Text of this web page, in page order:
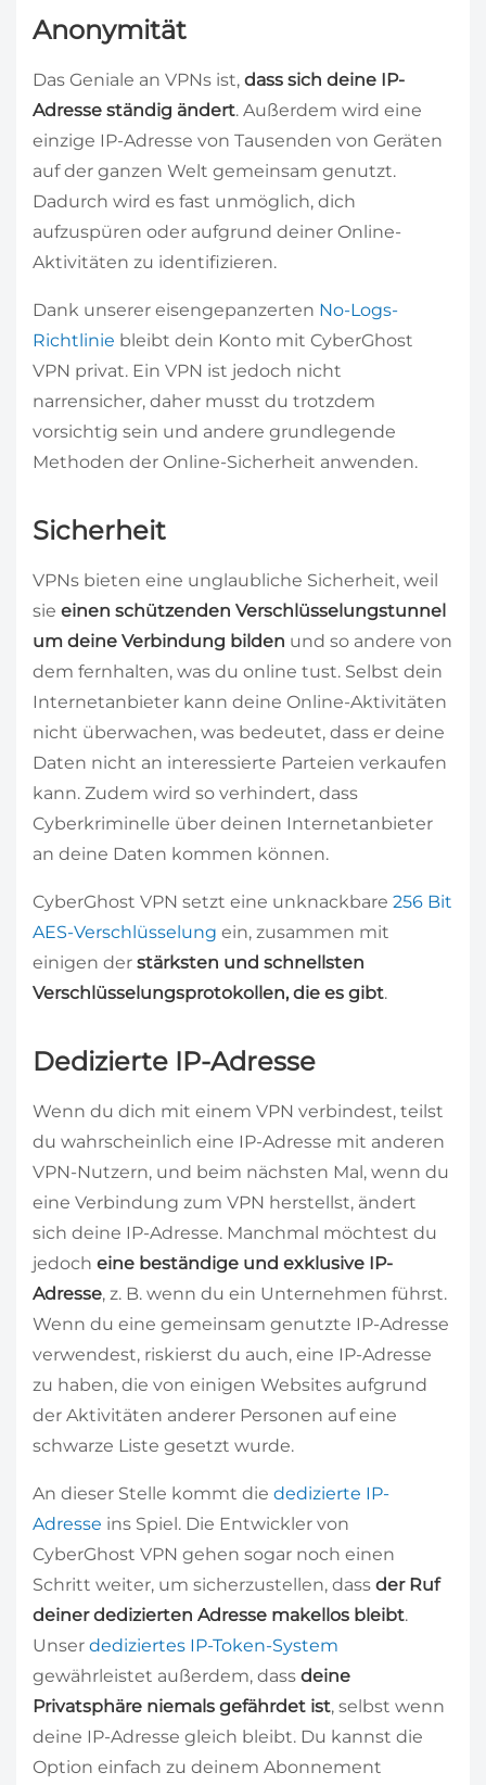
Anonymität
Das Geniale an VPNs ist, dass sich deine IP-
Adresse ständig ändert. Außerdem wird eine
einzige IP-Adresse von Tausenden von Geräten
auf der ganzen Welt gemeinsam genutzt.
Dadurch wird es fast unmöglich, dich
aufzuspüren oder aufgrund deiner Online-
Aktivitäten zu identifizieren.
Dank unserer eisengepanzerten No-Logs-
Richtlinie bleibt dein Konto mit CyberGhost
VPN privat. Ein VPN ist jedoch nicht
narrensicher, daher musst du trotzdem
vorsichtig sein und andere grundlegende
Methoden der Online-Sicherheit anwenden.
Sicherheit
VPNs bieten eine unglaubliche Sicherheit, weil
sie einen schützenden Verschlüsselungstunnel
um deine Verbindung bilden und so andere von
dem fernhalten, was du online tust. Selbst dein
Internetanbieter kann deine Online-Aktivitäten
nicht überwachen, was bedeutet, dass er deine
Daten nicht an interessierte Parteien verkaufen
kann. Zudem wird so verhindert, dass
Cyberkriminelle über deinen Internetanbieter
an deine Daten kommen können.
CyberGhost VPN setzt eine unknackbare 256 Bit
AES-Verschlüsselung ein, zusammen mit
einigen der stärksten und schnellsten
Verschlüsselungsprotokollen, die es gibt.
Dedizierte IP-Adresse
Wenn du dich mit einem VPN verbindest, teilst
du wahrscheinlich eine IP-Adresse mit anderen
VPN-Nutzern, und beim nächsten Mal, wenn du
eine Verbindung zum VPN herstellst, ändert
sich deine IP-Adresse. Manchmal möchtest du
jedoch eine beständige und exklusive IP-
Adresse, z. B. wenn du ein Unternehmen führst.
Wenn du eine gemeinsam genutzte IP-Adresse
verwendest, riskierst du auch, eine IP-Adresse
zu haben, die von einigen Websites aufgrund
der Aktivitäten anderer Personen auf eine
schwarze Liste gesetzt wurde.
An dieser Stelle kommt die dedizierte IP-
Adresse ins Spiel. Die Entwickler von
CyberGhost VPN gehen sogar noch einen
Schritt weiter, um sicherzustellen, dass der Ruf
deiner dedizierten Adresse makellos bleibt.
Unser dediziertes IP-Token-System
gewährleistet außerdem, dass deine
Privatsphäre niemals gefährdet ist, selbst wenn
deine IP-Adresse gleich bleibt. Du kannst die
Option einfach zu deinem Abonnement